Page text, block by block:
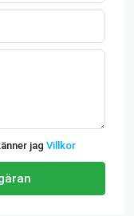
jag Villkor